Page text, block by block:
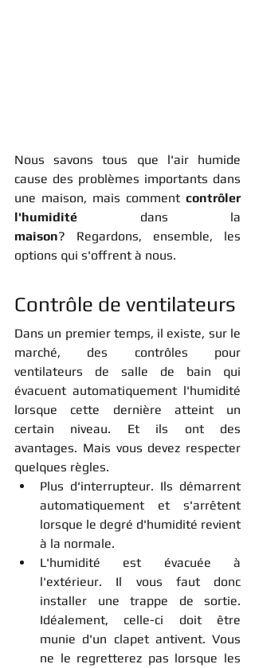
Nous savons tous que l'air humide
cause des problèmes importants dans
une maison, mais comment contrôler
l'humidité
maison? Regardons, ensemble, les
options qui s'offrent à nous.
Contrôle de ventilateurs
Dans un premier temps, il existe, sur le
marché, des contrôles pour
ventilateurs de salle de bain qui
évacuent automatiquement l'humidité
lorsque cette dernière atteint un
certain niveau. Et ils ont des
avantages. Mais vous devez respecter
quelques règles.
Plus d'interrupteur. Ils démarrent
automatiquement et s'arrêtent
lorsque le degré d'humidité revient
à la normale.
L'humidité est évacuée à
l'extérieur. Il vous faut donc
installer une trappe de sortie.
Idéalement, celle-ci doit être
munie d'un clapet antivent. Vous
ne le regretterez pas lorsque les